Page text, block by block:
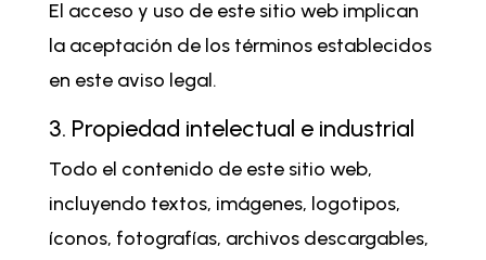
El acceso y uso de este sitio web implican
la aceptación de los términos establecidos
en este aviso legal.
3. Propiedad intelectual e industrial
Todo el contenido de este sitio web,
incluyendo textos, imágenes, logotipos,
íconos, fotografías, archivos descargables,